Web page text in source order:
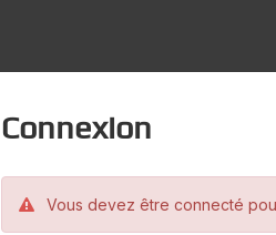
Connexion
Vous devez être connecté